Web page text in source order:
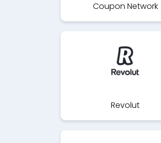
Coupon Network
Revolut